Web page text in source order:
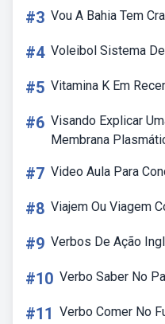
#3 Vou A Bahia Tem
#4 Voleibol Sistema
#5 Vitamina K Em
#6 Visando Explicar
Membrana
#7 Video Aula Para
#8 Viajem Ou Viagem
#9 Verbos De Ação
#10 Verbo Saber No
#11 Verbo Comer No